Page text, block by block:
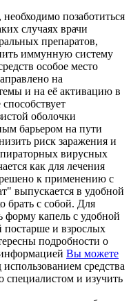
позаботиться
случаях врачи
препаратов,
иммунную систему
особое место
на
и на её активацию в
оболочки
барьером на пути
риск заражения и
вирусных
как для лечения
к применению с
выпускается в удобной
брать с собой. Для
капель с удобной
постарше и взрослых
подробности о
Вы можете
использованием средства
специалистом и изучить